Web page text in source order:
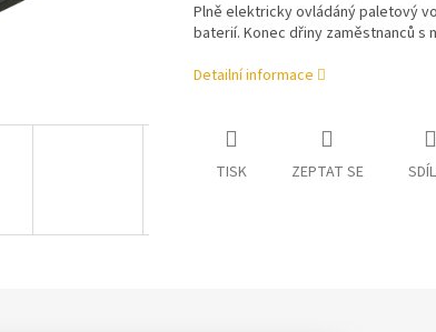
Plně elektricky ovládáný paletový
baterií. Konec dřiny zaměstnanců s
Detailní informace
TISK ZEPTAT SE